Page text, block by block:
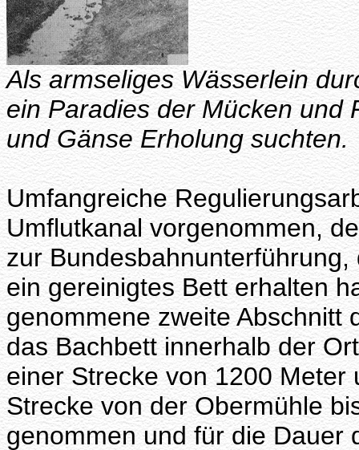
Als armseliges Wässerlein
ein Paradies der Mücken und
und Gänse Erholung suchten.
Umfangreiche
Umflutkanal vorgenommen,
zur
ein gereinigtes Bett erhalten
genommene zweite Abschnitt
das Bachbett innerhalb der
einer Strecke von 1200
Strecke von der Obermühle
genommen und für die Dauer